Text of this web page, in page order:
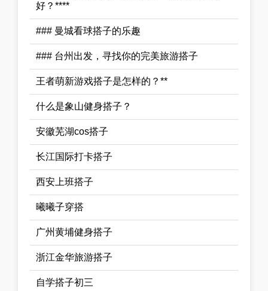
好？****
### 曼城看球搭子的乐趣
### 台州出发，寻找你的完美旅游搭子
王者萌新游戏搭子是怎样的？**
什么是象山健身搭子？
安徽芜湖cos搭子
长江国际打卡搭子
西安上班搭子
曦曦子穿搭
广州黄埔健身搭子
浙江金华旅游搭子
自学搭子初三